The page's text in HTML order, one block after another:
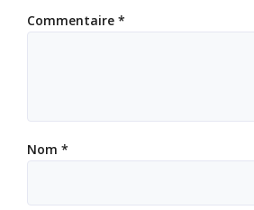
Commentaire *
Nom *